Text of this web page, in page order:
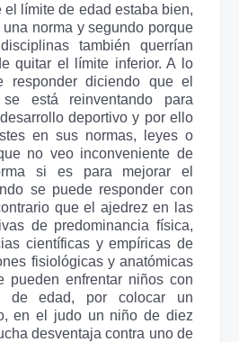
el límite de edad estaba bien,
norma y segundo porque
también querrían
quitar el límite inferior. A lo
responder diciendo que el
está reinventando para
deportivo y por ello
en sus normas, leyes o
no veo inconveniente de
si es para mejorar el
se puede responder con
que el ajedrez en las
de predominancia física,
científicas y empíricas de
fisiológicas y anatómicas
pueden enfrentar niños con
de edad, por colocar un
en el judo un niño de diez
desventaja contra uno de